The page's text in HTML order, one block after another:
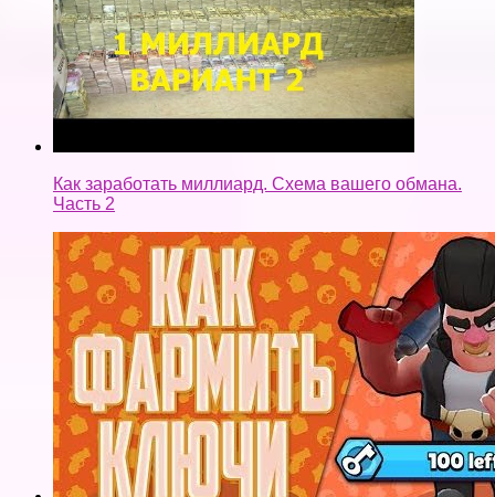
Как заработать миллиард. Схема вашего обмана.
Часть 2